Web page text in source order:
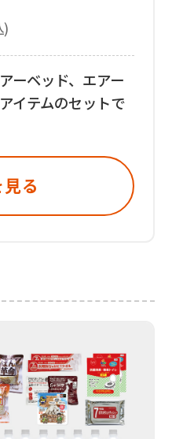
ーベッド、エアー
イテムのセットで
る